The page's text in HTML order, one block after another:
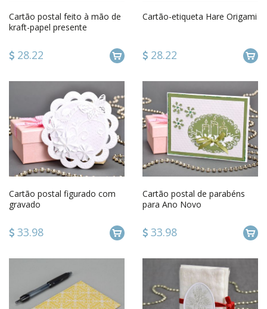
Cartão postal feito à mão de
kraft-papel presente
28.22
Cartão-etiqueta Hare Origami
28.22
Cartão postal figurado com
gravado
33.98
Cartão postal de parabéns
para Ano Novo
33.98